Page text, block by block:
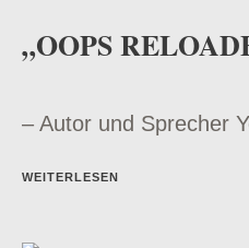
„OOPS
– Autor und Sprecher
WEITERLESEN